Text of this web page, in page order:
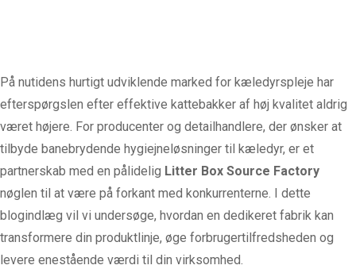
På nutidens hurtigt udviklende marked for kæledyrspleje har
efterspørgslen efter effektive kattebakker af høj kvalitet aldrig
været højere. For producenter og detailhandlere, der ønsker at
tilbyde banebrydende hygiejneløsninger til kæledyr, er et
partnerskab med en pålidelig Litter Box Source Factory
nøglen til at være på forkant med konkurrenterne. I dette
blogindlæg vil vi undersøge, hvordan en dedikeret fabrik kan
transformere din produktlinje, øge forbrugertilfredsheden og
levere enestående værdi til din virksomhed.